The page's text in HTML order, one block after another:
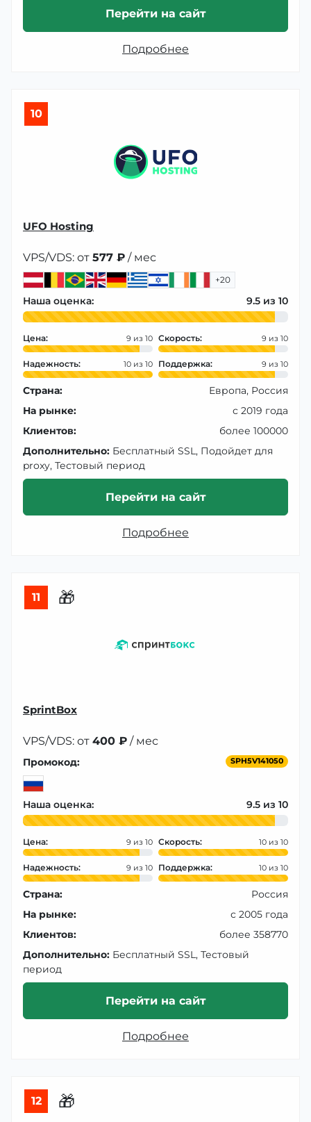
Перейти на сайт
Подробнее
10
UFO Hosting
VPS/VDS: от 577 ₽ / мес
+20
Наша оценка: 9.5
Цена: 9 Скорость: 9
Надежность: 10 Поддержка: 9
Страна:
Европа, Россия
На рынке:
с 2019 года
Клиентов:
более 100000
Дополнительно: Бесплатный SSL, Подойдет для
proxy, Тестовый период
Перейти на сайт
Подробнее
11 🎁
SprintBox
VPS/VDS: от 400 ₽ / мес
Промокод: SPH5V141050
Наша оценка: 9.5
Цена: 9 Скорость: 10
Надежность: 9 Поддержка: 10
Страна:
Россия
На рынке:
с 2005 года
Клиентов:
более 358770
Дополнительно: Бесплатный SSL, Тестовый
период
Перейти на сайт
Подробнее
12 🎁